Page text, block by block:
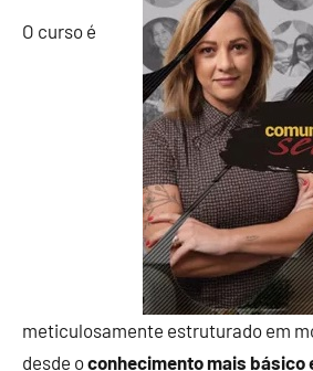
O curso é
meticulosamente estruturado em
desde oconhecimento mais básico